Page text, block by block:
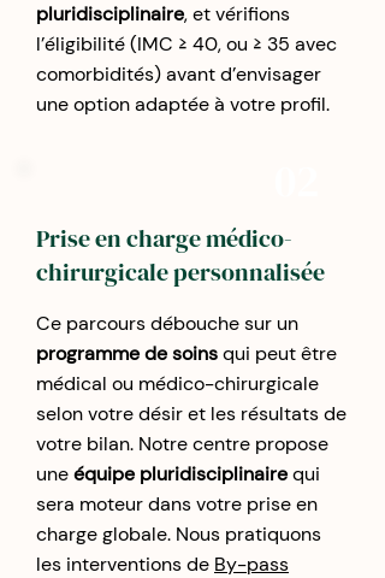
pluridisciplinaire, et vérifions
l’éligibilité (IMC ≥ 40, ou ≥ 35 avec
comorbidités) avant d’envisager
une option adaptée à votre profil.
Prise en charge médico-
chirurgicale personnalisée
Ce parcours débouche sur un
programme de soinsqui peut être
médical ou médico-chirurgicale
selon votre désir et les résultats de
votre bilan. Notre centre propose
uneéquipe pluridisciplinairequi
sera moteur dans votre prise en
charge globale. Nous pratiquons
les interventions de By-pass